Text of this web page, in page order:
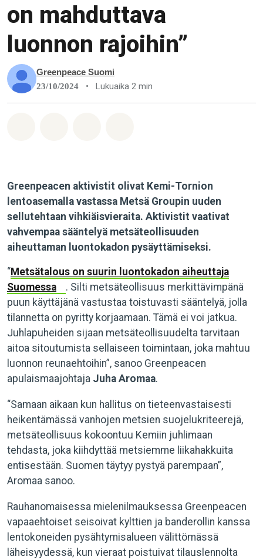
on mahduttava
luonnon rajoihin”
Greenpeace Suomi
23/10/2024 • Lukuaika 2 min
Greenpeacen aktivistit olivat Kemi-Tornion
lentoasemalla vastassa Metsä Groupin uuden
sellutehtaan vihkiäisvieraita. Aktivistit vaativat
vahvempaa sääntelyä metsäteollisuuden
aiheuttaman luontokadon pysäyttämiseksi.
“Metsätalous on suurin luontokadon aiheuttaja
Suomessa
. Silti metsäteollisuus merkittävimpänä
puun käyttäjänä vastustaa toistuvasti sääntelyä, jolla
tilannetta on pyritty korjaamaan. Tämä ei voi jatkua.
Juhlapuheiden sijaan metsäteollisuudelta tarvitaan
aitoa sitoutumista sellaiseen toimintaan, joka mahtuu
luonnon reunaehtoihin”, sanoo Greenpeacen
apulaismaajohtaja Juha Aromaa.
“Samaan aikaan kun hallitus on tieteenvastaisesti
heikentämässä vanhojen metsien suojelukriteerejä,
metsäteollisuus kokoontuu Kemiin juhlimaan
tehdasta, joka kiihdyttää metsiemme liikahakkuita
entisestään. Suomen täytyy pystyä parempaan”,
Aromaa sanoo.
Rauhanomaisessa mielenilmauksessa Greenpeacen
vapaaehtoiset seisoivat kylttien ja banderollin kanssa
lentokoneiden pysähtymisalueen välittömässä
läheisyydessä, kun vieraat poistuivat tilauslennolta